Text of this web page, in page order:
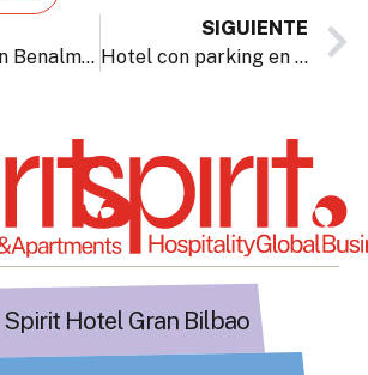
Qué hacer en Benalmádena: 5 planes imprescindibles para una escapada junto al mar
SIGUIENTE
Hotel con parking en Bilbao: aparca cómodamente en Spirit Hotel Gran Bilbao
Spirit Hotel Gran Bilbao